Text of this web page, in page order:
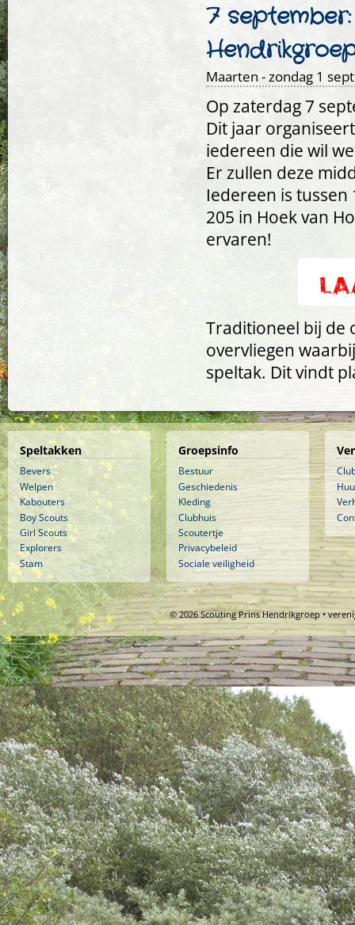
7
Maarten- zondag 1
Op zaterdag 7
Dit jaar
iedereen die wil
Er zullen deze
Iedereen is
205 in Hoek van
ervaren!
Traditioneel bij de
overvliegen
speltak. Dit vindt
Speltakken
Bevers
Welpen
Kabouters
Boy Scouts
Girl Scouts
Explorers
Stam
Groepsinfo
Bestuur
Geschiedenis
Kleding
Clubhuis
Scoutertje
Privacybeleid
Sociale veiligheid
© 2026 Scouting Prins Hendrikgroep •